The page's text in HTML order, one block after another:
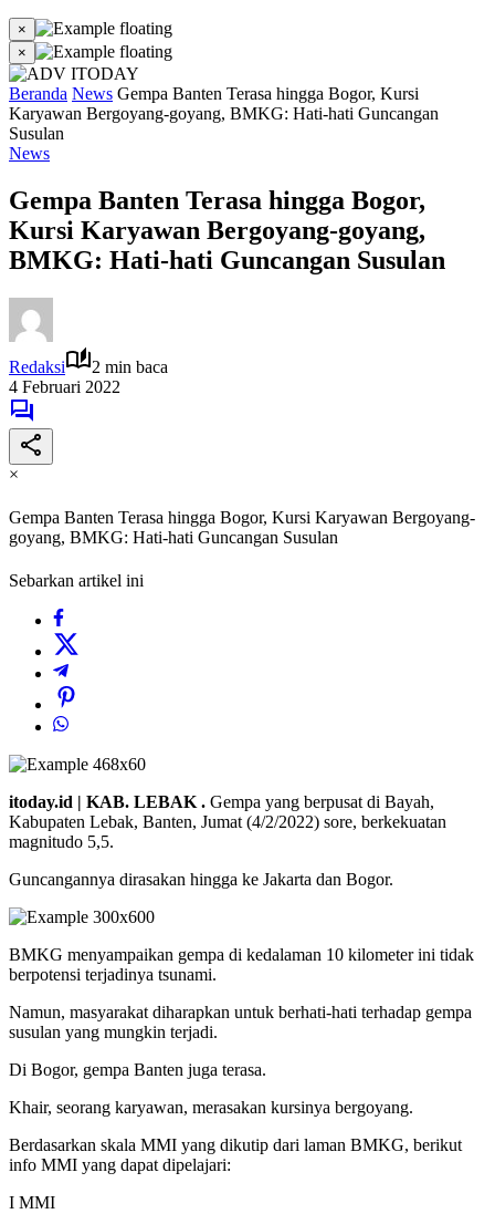
×
×
Beranda News Gempa Banten Terasa hingga Bogor, Kursi
Karyawan Bergoyang-goyang, BMKG: Hati-hati Guncangan
Susulan
News
Gempa Banten Terasa hingga Bogor,
Kursi Karyawan Bergoyang-goyang,
BMKG: Hati-hati Guncangan Susulan
Redaksi
2 min baca
4 Februari 2022
×
Gempa Banten Terasa hingga Bogor, Kursi Karyawan Bergoyang-
goyang, BMKG: Hati-hati Guncangan Susulan
Sebarkan artikel ini
itoday.id | KAB. LEBAK . Gempa yang berpusat di Bayah,
Kabupaten Lebak, Banten, Jumat (4/2/2022) sore, berkekuatan
magnitudo 5,5.
Guncangannya dirasakan hingga ke Jakarta dan Bogor.
BMKG menyampaikan gempa di kedalaman 10 kilometer ini tidak
berpotensi terjadinya tsunami.
Namun, masyarakat diharapkan untuk berhati-hati terhadap gempa
susulan yang mungkin terjadi.
Di Bogor, gempa Banten juga terasa.
Khair, seorang karyawan, merasakan kursinya bergoyang.
Berdasarkan skala MMI yang dikutip dari laman BMKG, berikut
info MMI yang dapat dipelajari:
I MMI